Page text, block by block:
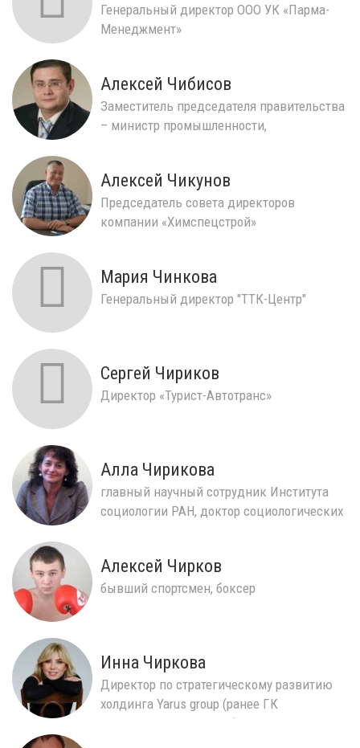
Генеральный директор ООО УК «Парма-
Менеджмент»
Алексей Чибисов
Заместитель председателя правительства
– министр промышленности,
Алексей Чикунов
Председатель совета директоров
компании «Химспецстрой»
Мария Чинкова
Генеральный директор "ТТК-Центр"
Сергей Чириков
Директор «Турист-Автотранс»
Алла Чирикова
главный научный сотрудник Института
социологии РАН, доктор социологических
Алексей Чирков
бывший спортсмен, боксер
Инна Чиркова
Директор по стратегическому развитию
холдинга Yarus group (ранее ГК
«Краснокамский ЖБК»)